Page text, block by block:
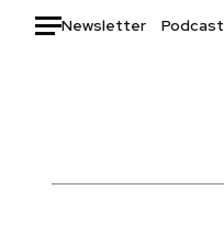
Newsletter Podcast
Italia